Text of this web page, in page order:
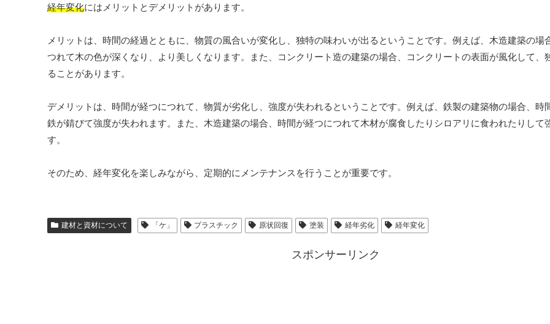
経年変化にはメリットとデメリットがあります。
メリットは、時間の経過とともに、物質の風合いが変化し、独特の味わいが出るということです。例えば、木造建築の場
つれて木の色が深くなり、より美しくなります。また、コンクリート造の建築の場合、コンクリートの表面が風化して、
ることがあります。
デメリットは、時間が経つにつれて、物質が劣化し、強度が失われるということです。例えば、鉄製の建築物の場合、時
鉄が錆びて強度が失われます。また、木造建築の場合、時間が経つにつれて木材が腐食したりシロアリに食われたりして
す。
そのため、経年変化を楽しみながら、定期的にメンテナンスを行うことが重要です。
建材と資材について 「ケ」 プラスチック 原状回復 塗装 経年劣化 経年変化
スポンサーリンク